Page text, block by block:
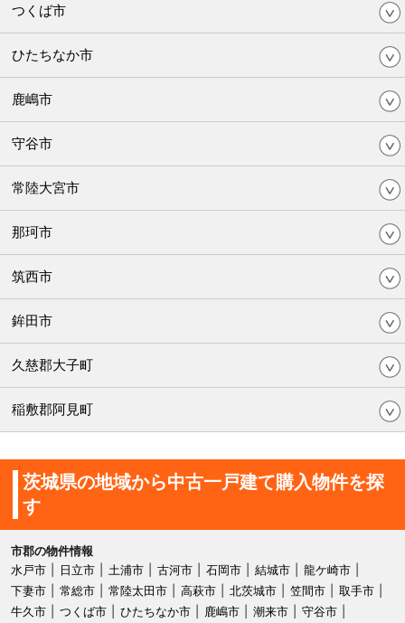
つくば市
ひたちなか市
鹿嶋市
守谷市
常陸大宮市
那珂市
筑西市
鉾田市
久慈郡大子町
稲敷郡阿見町
茨城県の地域から中古一戸建て購入物件を探
す
市郡の物件情報
水戸市
日立市 土浦市 古河市 石岡市 結城市
龍ケ崎市
下妻市
常総市 常陸太田市 高萩市 北茨城市 笠間市
取手市
牛久市
つくば市 ひたちなか市 鹿嶋市 潮来市
守谷市